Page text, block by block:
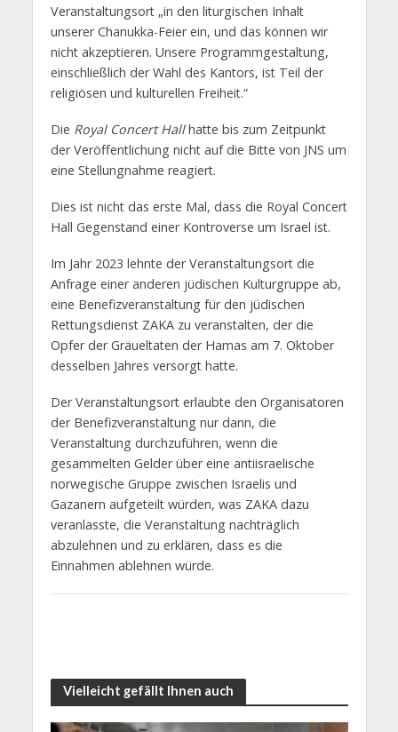
Veranstaltungsort „in den liturgischen Inhalt
unserer Chanukka-Feier ein, und das können wir
nicht akzeptieren. Unsere Programmgestaltung,
einschließlich der Wahl des Kantors, ist Teil der
religiösen und kulturellen Freiheit.“
Die Royal Concert Hallhatte bis zum Zeitpunkt
der Veröffentlichung nicht auf die Bitte von JNS um
eine Stellungnahme reagiert.
Dies ist nicht das erste Mal, dass die Royal Concert
Hall Gegenstand einer Kontroverse um Israel ist.
Im Jahr 2023 lehnte der Veranstaltungsort die
Anfrage einer anderen jüdischen Kulturgruppe ab,
eine Benefizveranstaltung für den jüdischen
Rettungsdienst ZAKA zu veranstalten, der die
Opfer der Gräueltaten der Hamas am 7. Oktober
desselben Jahres versorgt hatte.
Der Veranstaltungsort erlaubte den Organisatoren
der Benefizveranstaltung nur dann, die
Veranstaltung durchzuführen, wenn die
gesammelten Gelder über eine antiisraelische
norwegische Gruppe zwischen Israelis und
Gazanern aufgeteilt würden, was ZAKA dazu
veranlasste, die Veranstaltung nachträglich
abzulehnen und zu erklären, dass es die
Einnahmen ablehnen würde.
Vielleicht gefällt Ihnen auch